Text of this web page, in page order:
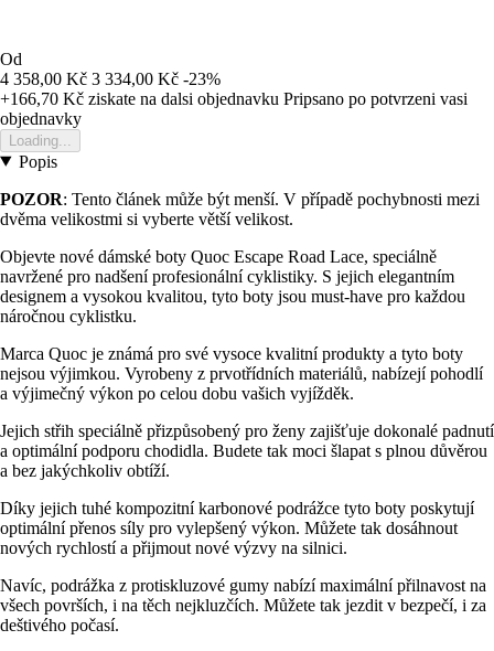
Od
4 358,00 Kč 3 334,00 Kč -23%
+166,70 Kč ziskate na dalsi objednavku Pripsano po potvrzeni vasi
objednavky
Loading...
Popis
POZOR: Tento článek může být menší. V případě pochybnosti mezi
dvěma velikostmi si vyberte větší velikost.
Objevte nové dámské boty Quoc Escape Road Lace, speciálně
navržené pro nadšení profesionální cyklistiky. S jejich elegantním
designem a vysokou kvalitou, tyto boty jsou must-have pro každou
náročnou cyklistku.
Marca Quoc je známá pro své vysoce kvalitní produkty a tyto boty
nejsou výjimkou. Vyrobeny z prvotřídních materiálů, nabízejí pohodlí
a výjimečný výkon po celou dobu vašich vyjížděk.
Jejich střih speciálně přizpůsobený pro ženy zajišťuje dokonalé padnutí
a optimální podporu chodidla. Budete tak moci šlapat s plnou důvěrou
a bez jakýchkoliv obtíží.
Díky jejich tuhé kompozitní karbonové podrážce tyto boty poskytují
optimální přenos síly pro vylepšený výkon. Můžete tak dosáhnout
nových rychlostí a přijmout nové výzvy na silnici.
Navíc, podrážka z protiskluzové gumy nabízí maximální přilnavost na
všech površích, i na těch nejkluzčích. Můžete tak jezdit v bezpečí, i za
deštivého počasí.